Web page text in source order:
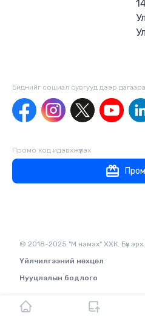
Биднийг сошиал сувгууд дээр
Промо код идэвхжүүлэх
© 2018-2025 "М нэмэх" ХХК. Бүх эрх
Үйлчилгээний нөхцөл
Нууцлалын бодлого